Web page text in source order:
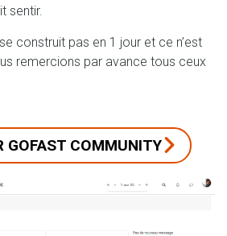
sentir.
construit pas en 1 jour et ce n’est
remercions par avance tous ceux
GOFAST COMMUNITY